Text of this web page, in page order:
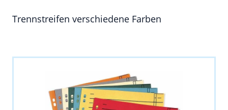
Trennstreifen verschiedene Farben